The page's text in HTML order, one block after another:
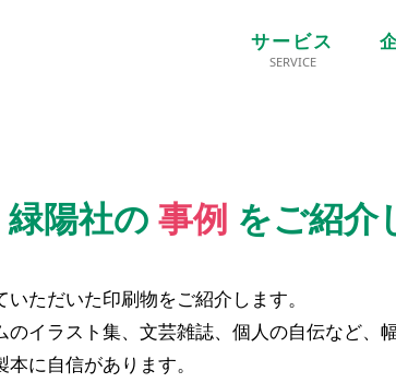
サービス
SERVICE
緑陽社の 事例 をご紹介
ただいた印刷物をご紹介します。
イラスト集、文芸雑誌、個人の自伝など、
に自信があります。